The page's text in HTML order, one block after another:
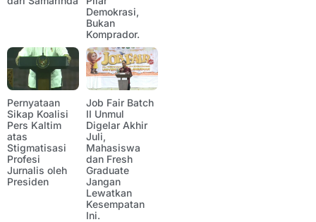
Demokrasi,
Bukan
Komprador.
Pernyataan
Sikap Koalisi
Pers Kaltim
atas
Stigmatisasi
Profesi
Jurnalis oleh
Presiden
Job Fair Batch
II Unmul
Digelar Akhir
Juli,
Mahasiswa
dan Fresh
Graduate
Jangan
Lewatkan
Kesempatan
Ini.